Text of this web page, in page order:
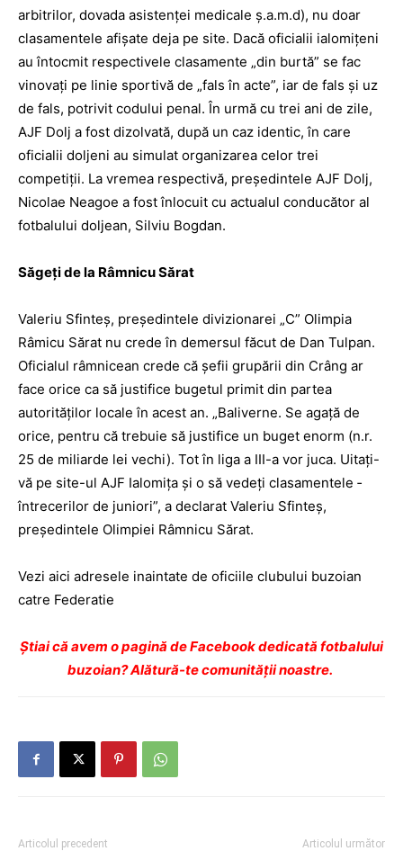
arbitrilor, dovada asistenţei medicale ş.a.m.d), nu doar
clasamentele afişate deja pe site. Dacă oficialii ialomiţeni
au întocmit ­respectivele clasamente „din burtă” se fac
vinovaţi pe linie sportivă de „fals în acte”, iar de fals şi uz
de fals, potrivit codului penal. În urmă cu trei ani de zile,
AJF Dolj a fost dizolvată, după un caz identic, în care
oficialii doljeni au simulat organizarea celor trei
competiţii. La vremea respectivă, preşedintele AJF Dolj,
Nicolae Neagoe a fost înlocuit cu actualul conducător al
fotbalului doljean, Silviu Bogdan.
Săgeţi de la Râmnicu Sărat
Valeriu Sfinteş, preşedintele divizionarei „C” Olim­pia
Râmicu Sărat nu crede în demersul făcut de Dan Tulpan.
Oficialul râmnicean crede că şefii grupării din Crâng ar
face orice ca să justifice bugetul primit din partea
autorităţilor locale în acest an. „Baliverne. Se agaţă de
orice, pentru că trebuie să justifice un buget enorm (n.r.
25 de miliarde lei vechi). Tot în liga a III-a vor juca. Uitaţi-
vă pe site-ul AJF Ialomiţa şi o să vedeţi clasamentele ­
între­cerilor de juniori”, a ­declarat Valeriu Sfinteş,
preşedintele Olimpiei Râmnicu Sărat.
Vezi aici adresele inaintate de oficiile clubului buzoian
catre Federatie
Ştiai că avem o pagină de Facebook dedicată fotbalului
buzoian? Alătură-te comunității noastre.
Articolul precedent Articolul următor